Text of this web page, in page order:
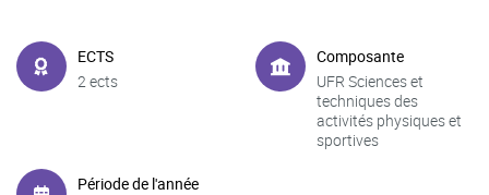
ECTS
2 ects
Composante
UFR Sciences et
techniques des
activités physiques et
sportives
Période de l'année